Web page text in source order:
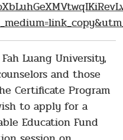
Luang University,
and those
Certificate Program
to apply for a
Education Fund